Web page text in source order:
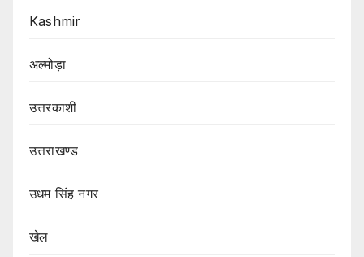
Kashmir
अल्मोड़ा
उत्तरकाशी
उत्तराखण्ड
उधम सिंह नगर
खेल